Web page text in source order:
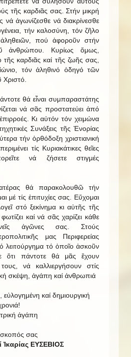
τῆς καρδιᾶς σας. Στήν μικρή
νά ἀγωνίζεσθε νά διακρίνεσθε
τήν καλοσύνη, τόν ζῆλο
πού ἀφοροῦν στήν
ἀνθρώπου. Κυρίως ὅμως,
τῆς καρδιᾶς καί τῆς ζωῆς σας,
τόν ἀληθινό ὁδηγό τῶν
θά εἶναι συμπαραστάτης
νά σᾶς προστατεύει ἀπό
Κι αὐτόν τόν χειμώνα
Συνάξεις τῆς Ἐνορίας
τήν ὀρθόδοξη χριστιανική
τίς Κυριακάτικες θεῖες
νά ζήσετε στιγμές
θά παρακολουθῶ τήν
μέ τίς ἐπιτυχίες σας. Εὔχομαι
στό ξεκίνημα κι αὐτῆς τῆς
καί νά σᾶς χαρίζει κάθε
ἀγῶνες σας. Στούς
μας Περιφερείας
λειτούργημα τό ὁποῖο ἀσκοῦν
ὅτι πάντοτε θά μᾶς ἔχουν
νά καλλιεργήσουν στίς
σκέψη, ἀγάπη καί ἀνθρωπιά
καί δημιουργική
ἀγάπη
σας
ΕΥΣΕΒΙΟΣ